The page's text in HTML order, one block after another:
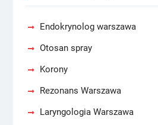
Endokrynolog warszawa
Otosan spray
Korony
Rezonans Warszawa
Laryngologia Warszawa